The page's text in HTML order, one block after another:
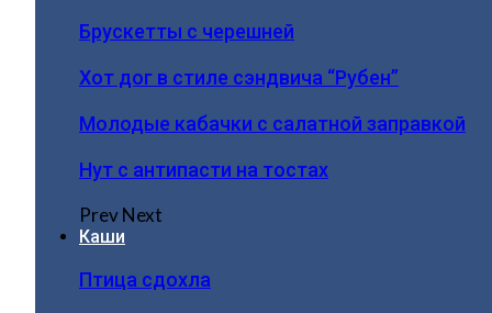
Брускетты с черешней
Хот дог в стиле сэндвича “Рубен”
Молодые кабачки с салатной заправкой
Нут с антипасти на тостах
PrevNext
Каши
Птица сдохла